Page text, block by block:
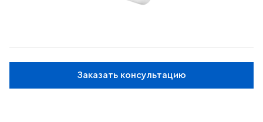
Заказать консультацию